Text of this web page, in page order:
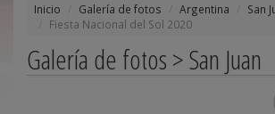
Inicio Galería de fotos Argentina
San
Fiesta Nacional del Sol 2020
Galería de fotos > San Juan